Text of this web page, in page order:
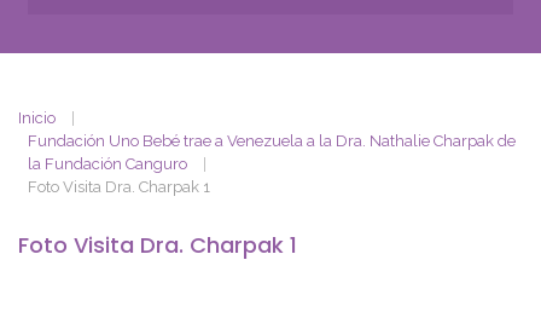
Inicio
Fundación Uno Bebé trae a Venezuela a la Dra. Nathalie Charpak de
la Fundación Canguro
Foto Visita Dra. Charpak 1
Foto Visita Dra. Charpak 1